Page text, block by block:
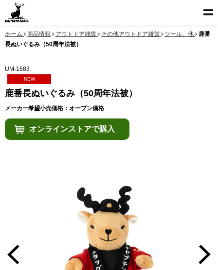
ホーム 商品情報 アウトドア雑貨 その他アウトドア雑貨 ツール、他
鹿番
長ぬいぐるみ（50周年法被）
UM-1683
NEW
鹿番長ぬいぐるみ（50周年法被）
メーカー希望小売価格：オープン価格
オンラインストアで購入